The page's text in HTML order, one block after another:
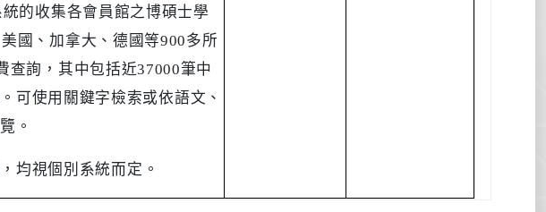
的收集各會員館之博碩士學
國、加拿大、德國等900多所
查詢，其中包括近37000筆中
可使用關鍵字檢索或依語文、
。
均視個別系統而定。